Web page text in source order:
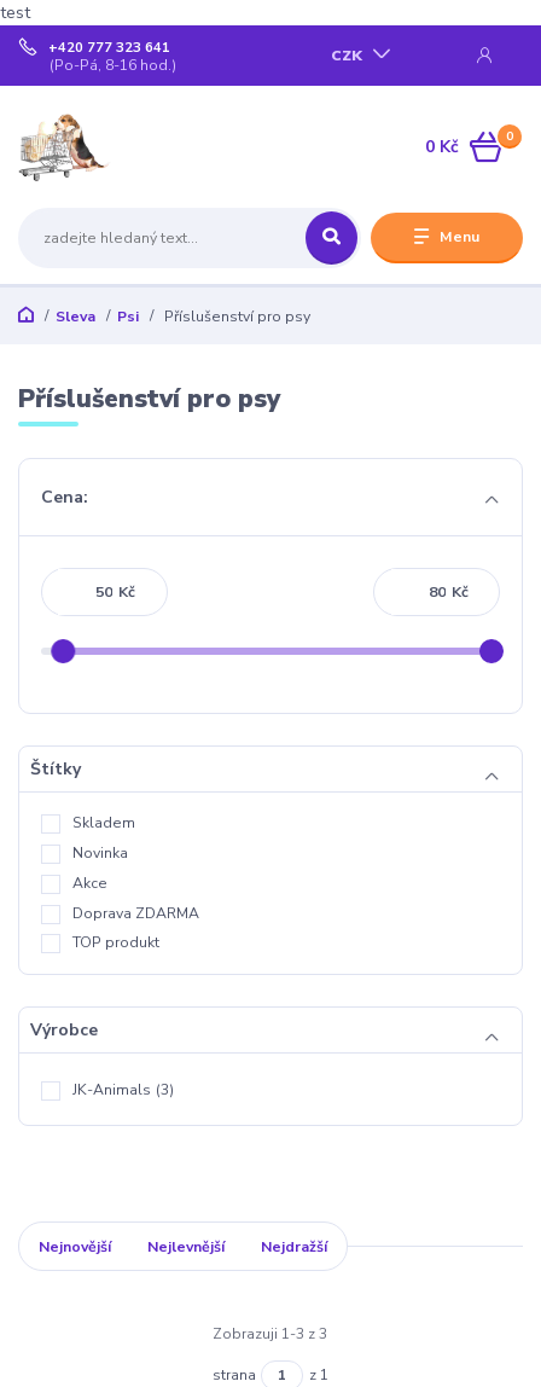
test
Menu
CZK
+420 777 323 641
(Po-Pá, 8-16 hod.)
0
0 Kč
Sleva Psi Příslušenství pro psy
Příslušenství pro psy
Cena:
Kč Kč
Štítky
Skladem
Novinka
Akce
Doprava ZDARMA
TOP produkt
Výrobce
JK-Animals (3)
Nejnovější Nejlevnější Nejdražší
Zobrazuji 1-3 z 3
strana z 1